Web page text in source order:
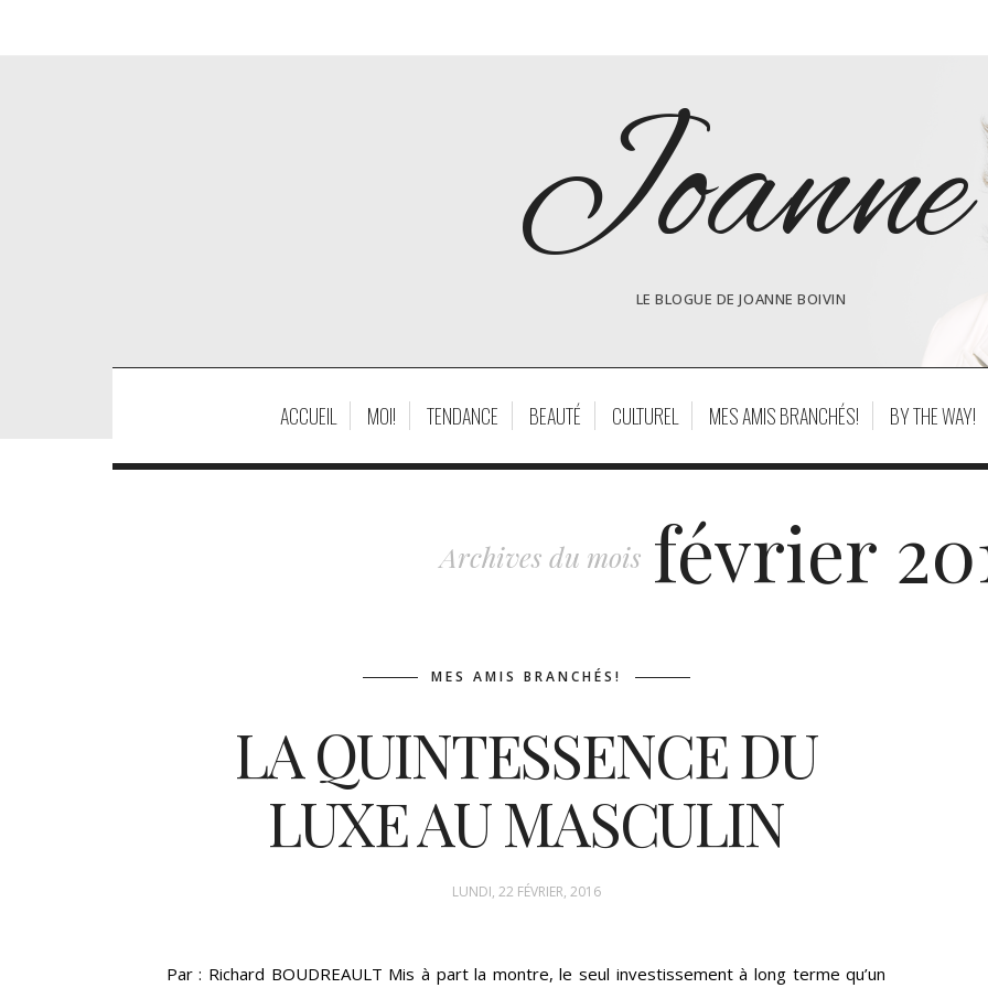
Joanne
LE BLOGUE DE JOANNE BOIVIN
ACCUEIL MOI! TENDANCE BEAUTÉ CULTUREL MES AMIS BRANCHÉS! BY THE WAY!
Archives du mois février
MES AMIS BRANCHÉS!
LA QUINTESSENCE DU
LUXE AU MASCULIN
LUNDI, 22 FÉVRIER, 2016
Par : Richard BOUDREAULT Mis à part la montre, le seul investissement à long terme qu’un